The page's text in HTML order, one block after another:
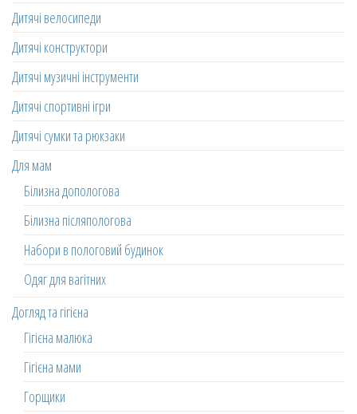
Дитячі велосипеди
Дитячі конструктори
Дитячі музичні інструменти
Дитячі спортивні ігри
Дитячі сумки та рюкзаки
Для мам
Білизна допологова
Білизна післяпологова
Набори в пологовий будинок
Одяг для вагітних
Догляд та гігієна
Гігієна малюка
Гігієна мами
Горщики